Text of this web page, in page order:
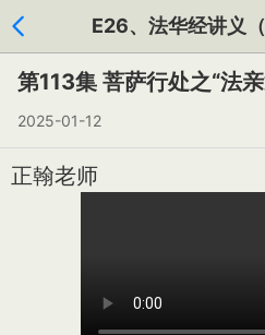
E26、法华经讲义
第113集 菩萨行处之“法亲
2025-01-12
正翰老师